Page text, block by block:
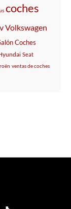
coches
Volkswagen
Coches
Seat
ventas de coches